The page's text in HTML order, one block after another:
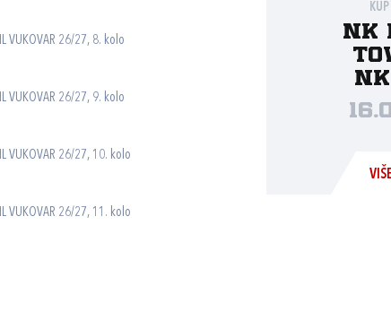
VUKOVAR 26/27, 8. kolo
VUKOVAR 26/27, 9. kolo
VUKOVAR 26/27, 10. kolo
VUKOVAR 26/27, 11. kolo
NK